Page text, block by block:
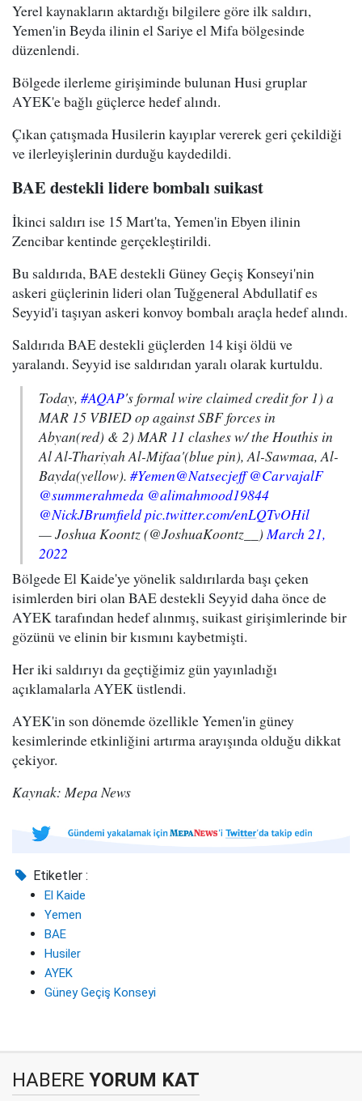
Yerel kaynakların aktardığı bilgilere göre ilk saldırı,
Yemen'in Beyda ilinin el Sariye el Mifa bölgesinde
düzenlendi.
Bölgede ilerleme girişiminde bulunan Husi gruplar
AYEK'e bağlı güçlerce hedef alındı.
Çıkan çatışmada Husilerin kayıplar vererek geri çekildiği
ve ilerleyişlerinin durduğu kaydedildi.
BAE destekli lidere bombalı suikast
İkinci saldırı ise 15 Mart'ta, Yemen'in Ebyen ilinin
Zencibar kentinde gerçekleştirildi.
Bu saldırıda, BAE destekli Güney Geçiş Konseyi'nin
askeri güçlerinin lideri olan Tuğgeneral Abdullatif es
Seyyid'i taşıyan askeri konvoy bombalı araçla hedef alındı.
Saldırıda BAE destekli güçlerden 14 kişi öldü ve
yaralandı. Seyyid ise saldırıdan yaralı olarak kurtuldu.
Today, #AQAP's formal wire claimed credit for 1) a
MAR 15 VBIED op against SBF forces in
Abyan(red) & 2) MAR 11 clashes w/ the Houthis in
Al Al-Thariyah Al-Mifaa'(blue pin), Al-Sawmaa, Al-
Bayda(yellow). #Yemen@Natsecjeff @CarvajalF
@summerahmeda @alimahmood19844
@NickJBrumfieldpic.twitter.com/enLQTvOHil
— Joshua Koontz (@JoshuaKoontz__)March 21,
2022
Bölgede El Kaide'ye yönelik saldırılarda başı çeken
isimlerden biri olan BAE destekli Seyyid daha önce de
AYEK tarafından hedef alınmış, suikast girişimlerinde bir
gözünü ve elinin bir kısmını kaybetmişti.
Her iki saldırıyı da geçtiğimiz gün yayınladığı
açıklamalarla AYEK üstlendi.
AYEK'in son dönemde özellikle Yemen'in güney
kesimlerinde etkinliğini artırma arayışında olduğu dikkat
çekiyor.
Kaynak: Mepa News
Etiketler :
El Kaide
Yemen
BAE
Husiler
AYEK
Güney Geçiş Konseyi
HABERE YORUM KAT